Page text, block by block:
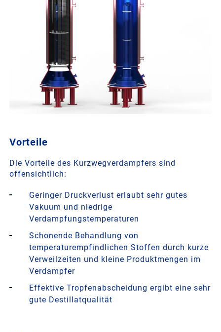
Vorteile
Die Vorteile des Kurzwegverdampfers sind
offensichtlich:
Geringer Druckverlust erlaubt sehr gutes
Vakuum und niedrige
Verdampfungstemperaturen
Schonende Behandlung von
temperaturempfindlichen Stoffen durch kurze
Verweilzeiten und kleine Produktmengen im
Verdampfer
Effektive Tropfenabscheidung ergibt eine sehr
gute Destillatqualität